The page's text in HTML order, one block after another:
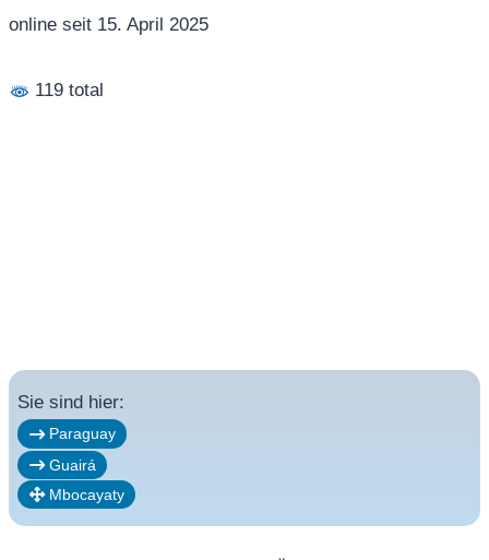
online seit 15. April 2025
119 total
Sie sind hier:
Paraguay
Guairá
Mbocayaty